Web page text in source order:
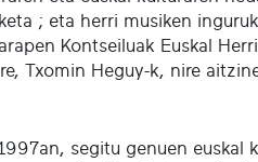
; eta herri musiken
Kontseiluak Euskal
Txomin Heguy-k, nire
segitu genuen